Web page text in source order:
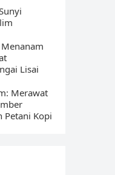
Lisai
Merawat
Petani Kopi